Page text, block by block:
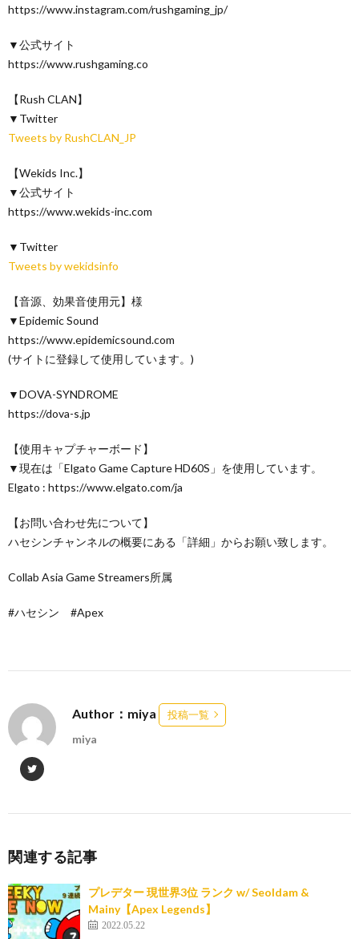
https://www.instagram.com/rushgaming_jp/
▼公式サイト
https://www.rushgaming.co
【Rush CLAN】
▼Twitter
Tweets by RushCLAN_JP
【Wekids Inc.】
▼公式サイト
https://www.wekids-inc.com
▼Twitter
Tweets by wekidsinfo
【音源、効果音使用元】様
▼Epidemic Sound
https://www.epidemicsound.com
(サイトに登録して使用しています。)
▼DOVA-SYNDROME
https://dova-s.jp
【使用キャプチャーボード】
▼現在は「Elgato Game Capture HD60S」を使用しています。
Elgato : https://www.elgato.com/ja
【お問い合わせ先について】
ハセシンチャンネルの概要にある「詳細」からお願い致します。
Collab Asia Game Streamers所属
#ハセシン #Apex
Author：miya 投稿一覧
miya
関連する記事
プレデター 現世界3位 ランク w/ Seoldam &
Mainy【Apex Legends】
2022.05.22